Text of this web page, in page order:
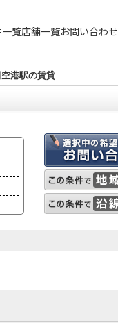
覧店舗一覧お問い合わせ
港駅の賃貸